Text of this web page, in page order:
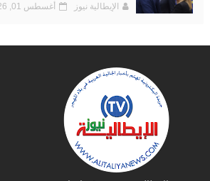
الإيطالية نيوز أغسطس 01, 2026